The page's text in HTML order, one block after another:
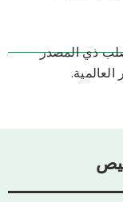
ذي المصدر
العالمية.